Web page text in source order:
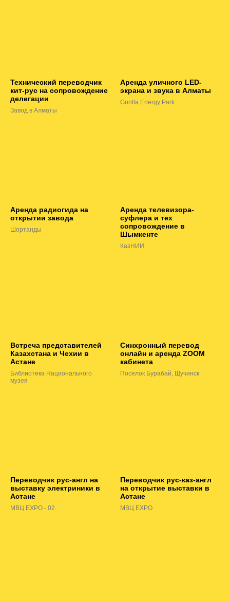
Технический переводчик
кит-рус на сопровождение
делегации
Завод в Алматы
Аренда уличного LED-
экрана и звука в Алматы
Gorilla Energy Park
Аренда радиогида на
открытии завода
Шортанды
Аренда телевизора-
суфлера и тех
сопровождение в
Шымкенте
КазНИИ
Встреча представителей
Казахстана и Чехии в
Астане
Библиотека Национального
музея
Синхронный перевод
онлайн и аренда ZOOM
кабинета
Поселок Бурабай, Щучинск
Переводчик рус-англ на
выставку электриники в
Астане
МВЦ EXPO - 02
Переводчик рус-каз-англ
на открытие выставки в
Астане
МВЦ EXPO